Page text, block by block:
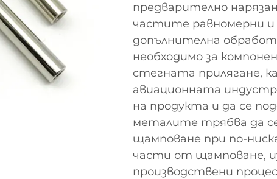
предварително
частите равномерни и
допълнителна
необходимо за
стегната прилягане,
авиационната
на продукта и да се
металите трябва да
щамповане при по-
части от щамповане,
производствени